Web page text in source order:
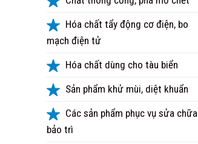
Hóa chất tẩy động cơ điện, bo
mạch điện tử
Hóa chất dùng cho tàu biển
Sản phẩm khử mùi, diệt khuẩn
Các sản phẩm phục vụ sửa chữa
bảo trì